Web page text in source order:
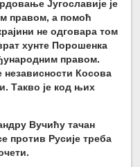
правом, а помоћ
не одговара том
хунте Порошенка
правом.
Косова
Такво је код њих
Вучићу тачан
против Русије треба